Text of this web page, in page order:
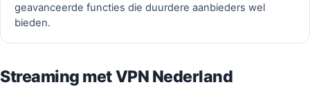
geavanceerde functies die duurdere aanbieders wel
bieden.
Streaming met VPN Nederland